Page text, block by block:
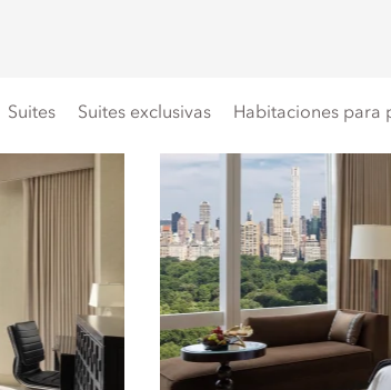
Suites Suites exclusivas Habitaciones para